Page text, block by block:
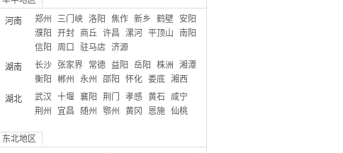
河南 郑州 三门峡 洛阳 焦作 新乡 鹤壁 安阳
濮阳
开封 商丘 许昌 漯河 平顶山
南阳
信阳
周口 驻马店 济源
湖南
长沙 张家界 常德 益阳 岳阳 株洲
湘潭
衡阳
郴州 永州 邵阳 怀化 娄底 湘西
湖北
武汉 十堰 襄阳 荆门 孝感 黄石
咸宁
荆州
宜昌 随州 鄂州 黄冈 恩施 仙桃
东北地区